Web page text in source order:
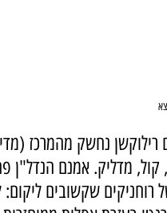
נחשק מהמרכז
קול, מדליק. אמנם הנדל"ן
של רוחניקים שקשובים